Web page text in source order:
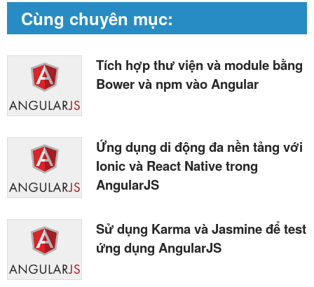
Cùng chuyên mục:
Tích hợp thư viện và module bằng
Bower và npm vào Angular
Ứng dụng di động đa nền tảng với
Ionic và React Native trong
AngularJS
Sử dụng Karma và Jasmine để test
ứng dụng AngularJS